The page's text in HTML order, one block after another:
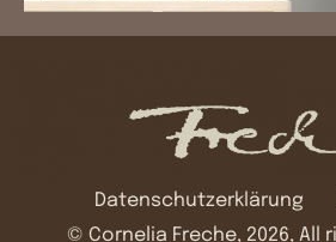
Datenschutzerklärung
© Cornelia Freche, 2026, All